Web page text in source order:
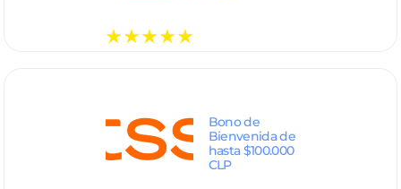
Bono de
Bienvenida de
hasta $100.000
CLP